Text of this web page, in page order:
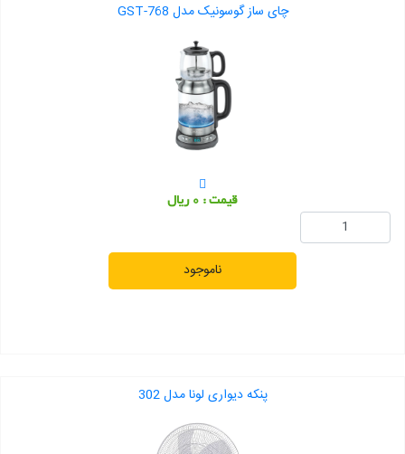
چای ساز گوسونیک مدل GST-768
قیمت : 0 ریال
ناموجود
پنکه دیواری لونا مدل 302